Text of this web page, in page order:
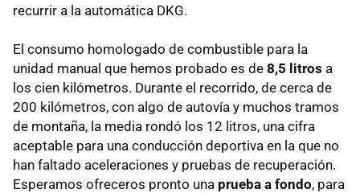
recurrir a la automática DKG.
El consumo homologado de combustible para la
unidad manual que hemos probado es de 8,5 litros a
los cien kilómetros. Durante el recorrido, de cerca de
200 kilómetros, con algo de autovía y muchos tramos
de montaña, la media rondó los 12 litros, una cifra
aceptable para una conducción deportiva en la que no
han faltado aceleraciones y pruebas de recuperación.
Esperamos ofreceros pronto una prueba a fondo, para